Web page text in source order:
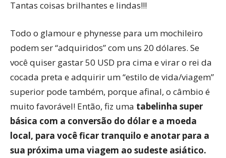
Tantas coisas brilhantes e lindas!!!
Todo o glamour e phynesse para um mochileiro
podem ser “adquiridos” com uns 20 dólares. Se
você quiser gastar 50 USD pra cima e virar o rei da
cocada preta e adquirir um “estilo de vida/viagem”
superior pode também, porque afinal, o câmbio é
muito favorável! Então, fiz uma tabelinha super
básica com a conversão do dólar e a moeda
local, para você ficar tranquilo e anotar para a
sua próxima uma viagem ao sudeste asiático.